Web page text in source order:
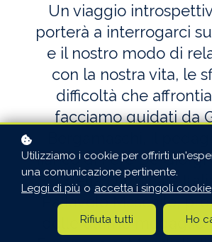
Un viaggio
porterà a interrogarci
e il nostro modo di
con la nostra vita, le
difficoltà che
facciamo guidati da
fianco di Fefè De
della Nazionale
Pallavolo Maschile,
delle ultime medaglie
Utilizziamo i cookie per offrirti
una comunicazione pertinente.
Leggi di più o accetta i singoli cookie
Rifiuta tutti Ho